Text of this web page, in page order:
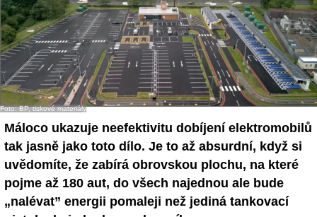
Foto: BP, tiskové materiály
Máloco ukazuje neefektivitu dobíjení elektromobilů
tak jasně jako toto dílo. Je to až absurdní, když si
uvědomíte, že zabírá obrovskou plochu, na které
pojme až 180 aut, do všech najednou ale bude
„nalévat” energii pomaleji než jediná tankovací